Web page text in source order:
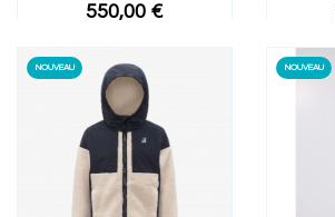
550,00 €
NOUVEAU NOUVEAU